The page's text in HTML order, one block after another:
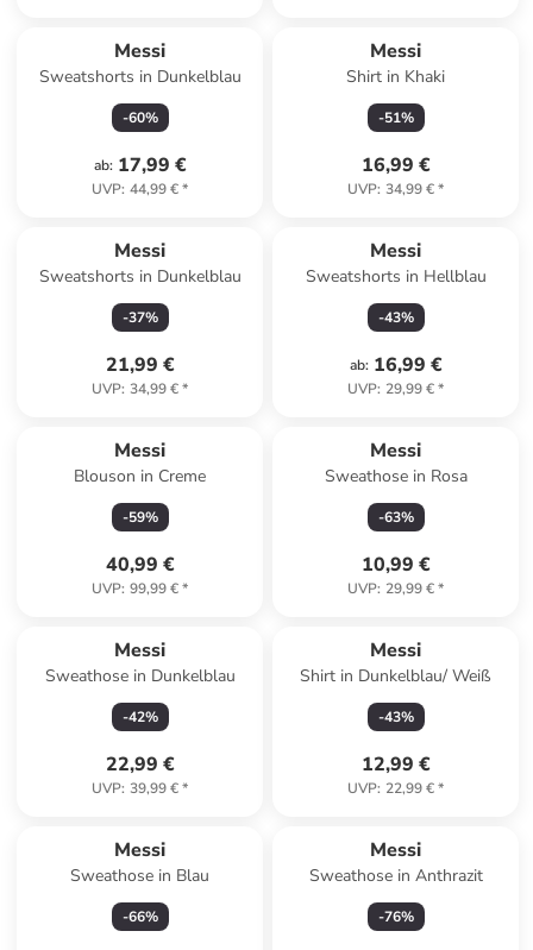
Messi
Sweatshorts in Dunkelblau
-60%
ab: 17,99 €
UVP: 44,99 €*
Messi
Shirt in Khaki
-51%
16,99 €
UVP: 34,99 €*
Messi
Sweatshorts in Dunkelblau
-37%
21,99 €
UVP: 34,99 €*
Messi
Sweatshorts in Hellblau
-43%
ab: 16,99 €
UVP: 29,99 €*
Messi
Blouson in Creme
-59%
40,99 €
UVP: 99,99 €*
Messi
Sweathose in Rosa
-63%
10,99 €
UVP: 29,99 €*
Messi
Sweathose in Dunkelblau
-42%
22,99 €
UVP: 39,99 €*
Messi
Shirt in Dunkelblau/ Weiß
-43%
12,99 €
UVP: 22,99 €*
Messi
Sweathose in Blau
-66%
Messi
Sweathose in Anthrazit
-76%